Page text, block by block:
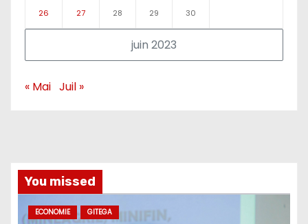
juin 2023
26 27 28 29 30
« Mai Juil »
You missed
ECONOMIE GITEGA